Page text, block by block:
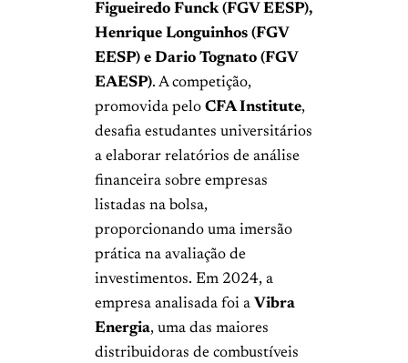
Figueiredo Funck (FGV EESP),
Henrique Longuinhos (FGV
EESP) e Dario Tognato (FGV
EAESP). A competição,
promovida pelo CFA Institute,
desafia estudantes universitários
a elaborar relatórios de análise
financeira sobre empresas
listadas na bolsa,
proporcionando uma imersão
prática na avaliação de
investimentos. Em 2024, a
empresa analisada foi a Vibra
Energia, uma das maiores
distribuidoras de combustíveis